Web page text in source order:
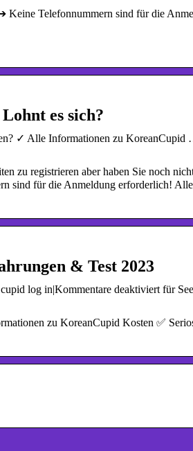
Telefonnummern sind für die
es sich?
✓ Alle Informationen zu
zu registrieren aber haben Sie noch
für die Anmeldung erforderlich!
& Test 2023
log in|Kommentare deaktiviert für
zu KoreanCupid Kosten ✅